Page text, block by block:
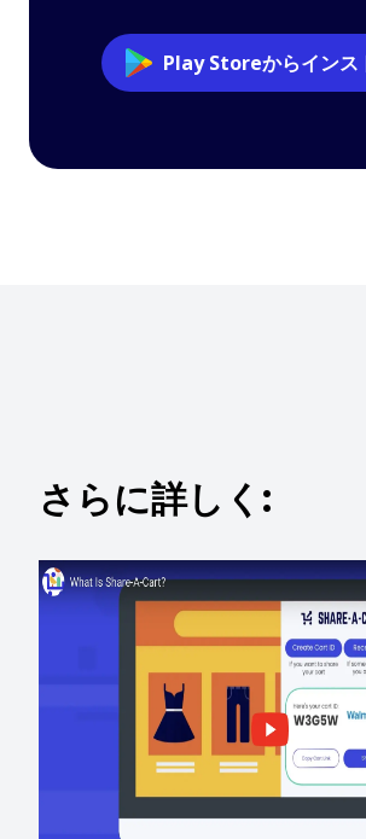
Play Storeからインス
さらに詳しく: